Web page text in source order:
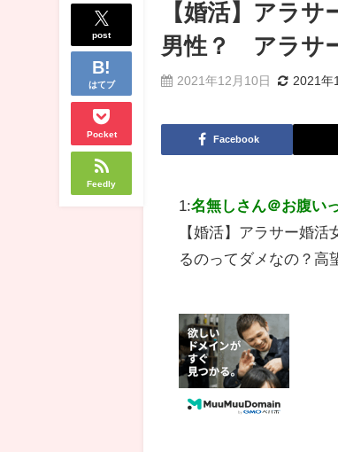
post
はてブ
Pocket
Feedly
【婚活】アラ
男性？ アラサ
2021年12月10日 2021年
Facebook
1:名無しさん＠お腹い
【婚活】アラサー婚
るのってダメなの？高